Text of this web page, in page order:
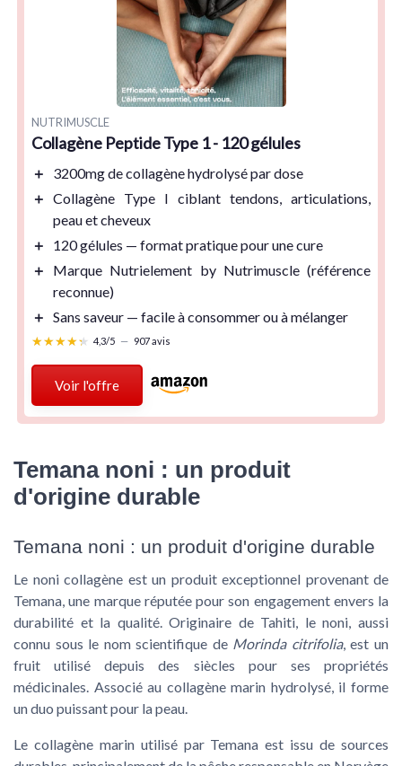
NUTRIMUSCLE
Collagène Peptide Type 1 - 120 gélules
＋ 3200mgde collagène hydrolysé par dose
＋ Collagène Type I ciblant tendons, articulations,
peau et cheveux
＋
120 gélules — format pratique pour une cure
＋
Marque Nutrielement by Nutrimuscle (référence
reconnue)
＋ Sans saveur — facile à consommer ou à mélanger
★★★★★
★★★★★ 4,3/5 — 907 avis
Voir l'offre
Temana noni : un produit
d'origine durable
Temana noni : un produit d'origine durable
Le noni collagène est un produit exceptionnel provenant de
Temana, une marque réputée pour son engagement envers la
durabilité et la qualité. Originaire de Tahiti, le noni, aussi
connu sous le nom scientifique de Morinda citrifolia, est un
fruit utilisé depuis des siècles pour ses propriétés
médicinales. Associé au collagène marin hydrolysé, il forme
un duo puissant pour la peau.
Le collagène marin utilisé par Temana est issu de sources